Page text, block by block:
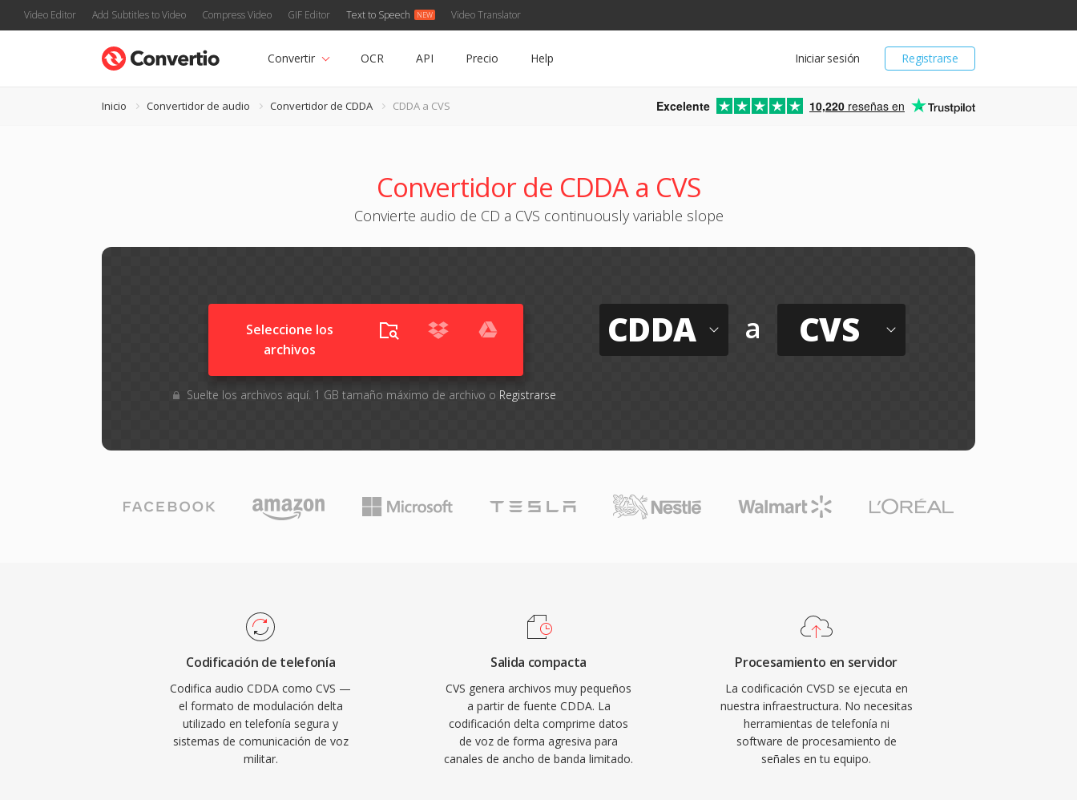
Video Editor Add Subtitles to Video Compress Video GIF Editor Text to Speech Video Translator
Registrarse
Iniciar sesión
Convertir OCR API Precio Help
Inicio Convertidor de audio Convertidor de CDDA CDDA a CVS Excelente 10,220 reseñas en
Convertidor de CDDA a CVS
Convierte audio de CD a CVS continuously variable slope
Seleccione los
archivos
Suelte los archivos aquí. 1 GB tamaño máximo de archivo o Registrarse
CDDA a CVS
Codificación de telefonía
Codifica audio CDDA como CVS —
el formato de modulación delta
utilizado en telefonía segura y
sistemas de comunicación de voz
militar.
Salida compacta
CVS genera archivos muy pequeños
a partir de fuente CDDA. La
codificación delta comprime datos
de voz de forma agresiva para
canales de ancho de banda limitado.
Procesamiento en servidor
La codificación CVSD se ejecuta en
nuestra infraestructura. No necesitas
herramientas de telefonía ni
software de procesamiento de
señales en tu equipo.